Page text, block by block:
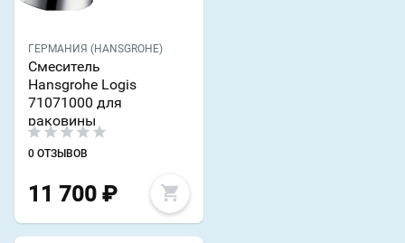
ГЕРМАНИЯ (HANSGROHE)
Смеситель
Hansgrohe Logis
71071000 для
раковины
0 ОТЗЫВОВ
11 700 ₽